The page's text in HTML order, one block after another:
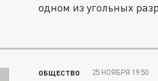
одном из угольных
ОБЩЕСТВО 25 НОЯБРЯ 19:50